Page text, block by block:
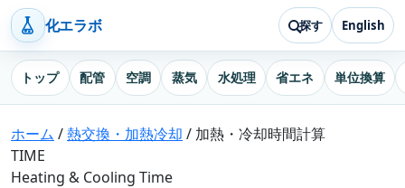
化エラボ 探す English
トップ 配管 空調 蒸気 水処理 省エネ 単位換算
ホーム /熱交換・加熱冷却 / 加熱・冷却時間計算
TIME
Heating & Cooling Time